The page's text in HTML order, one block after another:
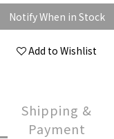
Notify When in Stock
Add to Wishlist
Shipping &
Payment